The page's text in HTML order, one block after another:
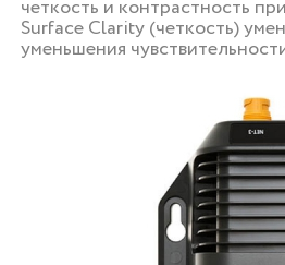
четкость и контрастность
Surface Clarity (четкость)
уменьшения